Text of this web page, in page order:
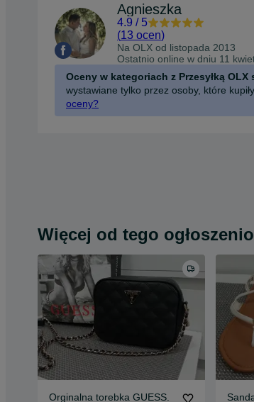
Agnieszka
4.9 / 5
(13 ocen)
Na OLX od listopada 2013
Ostatnio online w dniu 11
Oceny w kategoriach z Przesyłką
wystawiane tylko przez osoby, które
oceny?
Więcej od tego
Orginalna torebka GUESS.